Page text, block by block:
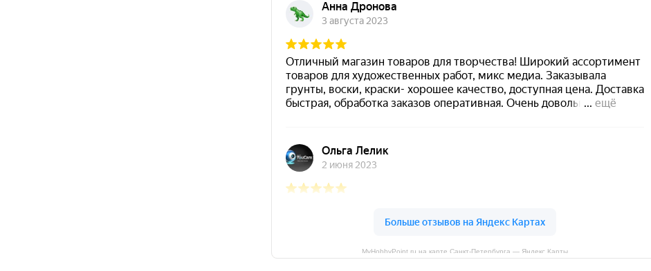
MyHobbyPoint.ru на карте Санкт‑Петербурга — Яндекс Карты